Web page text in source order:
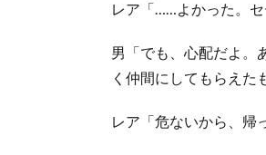
レア「……よかった。セ
男「でも、心配だよ。
く仲間にしてもらえた
レア「危ないから、帰